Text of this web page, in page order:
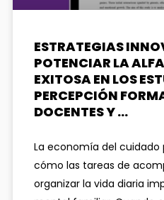
ESTRATEGIAS
POTENCIAR LA
EXITOSA EN LOS
PERCEPCIÓN
DOCENTES Y …
La economía del
cómo las tareas de
organizar la vida diaria